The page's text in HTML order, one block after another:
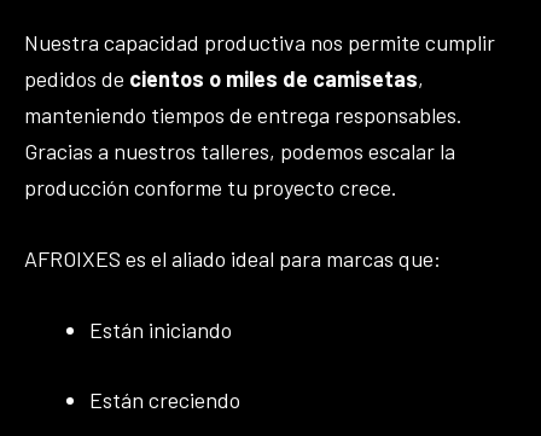
Nuestra capacidad productiva nos permite cumplir
pedidos de cientos o miles de camisetas,
manteniendo tiempos de entrega responsables.
Gracias a nuestros talleres, podemos escalar la
producción conforme tu proyecto crece.
AFROIXES es el aliado ideal para marcas que:
Están iniciando
Están creciendo